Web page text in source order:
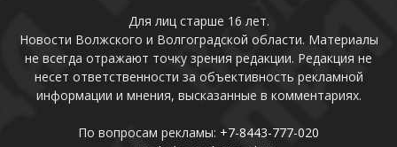
Для лиц старше 16 лет.
Новости Волжского и Волгоградской области. Материалы
не всегда отражают точку зрения редакции. Редакция не
несет ответственности за объективность рекламной
информации и мнения, высказанные в комментариях.
По вопросам рекламы: +7-8443-777-020